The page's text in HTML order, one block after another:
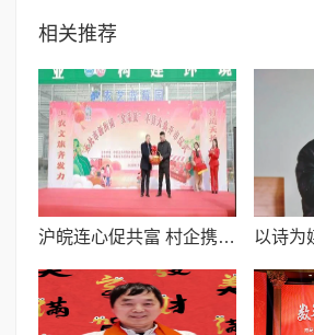
相关推荐
沪皖连心促共富 村企携手谱新篇